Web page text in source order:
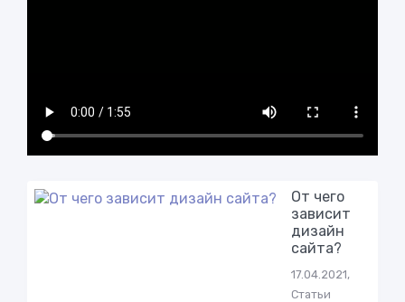
От чего
зависит
дизайн
сайта?
17.04.2021,
Статьи